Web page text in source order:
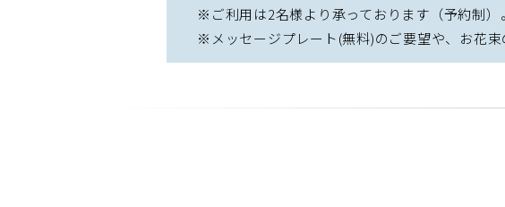
※ご利用は2名様より承っております（予約制）。
※メッセージプレート(無料)のご要望や、お花束